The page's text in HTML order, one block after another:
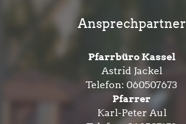
Ansprechpartner
Pfarrbüro Kassel
Astrid Jackel
Telefon: 060507673
Pfarrer
Karl-Peter Aul